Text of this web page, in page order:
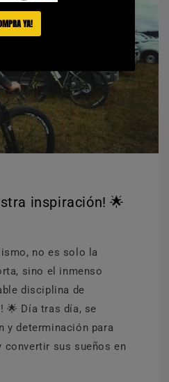
inspiración! 🌟
no es solo la
sino el inmenso
disciplina de
🌟 Día tras día, se
y determinación para
convertir sus sueños en